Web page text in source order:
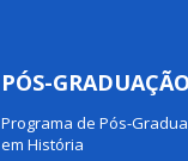
PÓS-GRADUAÇÃO
Programa de Pós-
em História